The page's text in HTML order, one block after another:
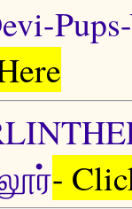
-